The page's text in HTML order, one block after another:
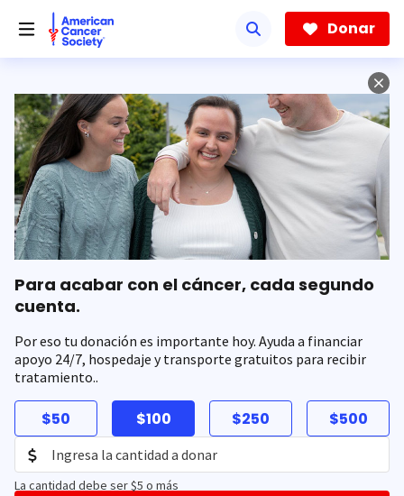
hacia
contenido
Donar
Para acabar con el cáncer, cada segundo
cuenta.
Por eso tu donación es importante hoy. Ayuda a financiar
apoyo 24/7, hospedaje y transporte gratuitos para recibir
tratamiento..
$50 $100 $250 $500
La cantidad debe ser $5 o más